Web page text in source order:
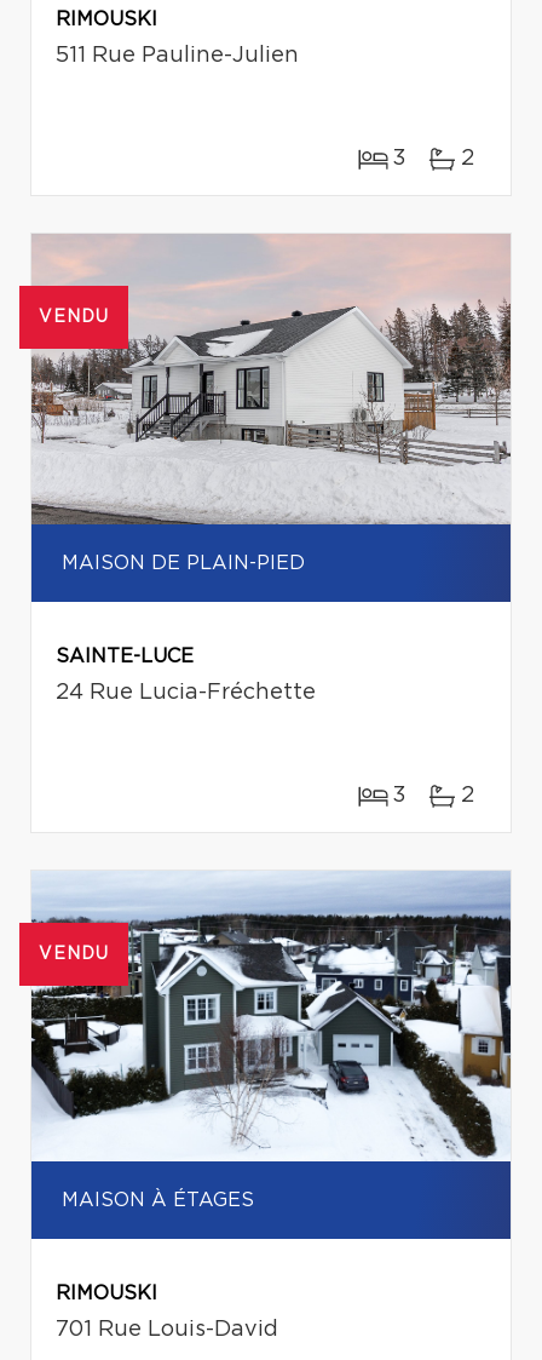
RIMOUSKI
511 Rue Pauline-Julien
3 2
VENDU
MAISON DE PLAIN-PIED
SAINTE-LUCE
24 Rue Lucia-Fréchette
3 2
VENDU
MAISON À ÉTAGES
RIMOUSKI
701 Rue Louis-David